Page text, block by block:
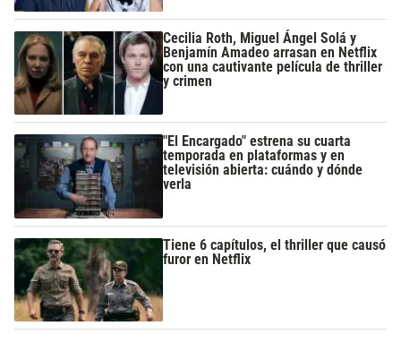
Cecilia Roth, Miguel Ángel Solá y
Benjamín Amadeo arrasan en Netflix
con una cautivante película de thriller
y crimen
"El Encargado" estrena su cuarta
temporada en plataformas y en
televisión abierta: cuándo y dónde
verla
Tiene 6 capítulos, el thriller que causó
furor en Netflix